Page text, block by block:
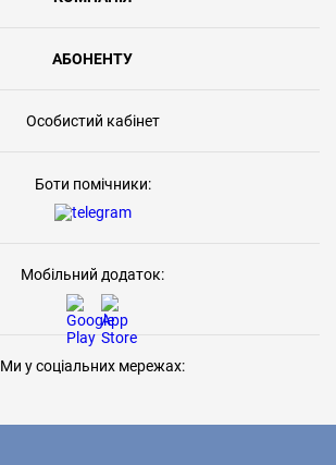
АБОНЕНТУ
Особистий кабінет
Боти помічники:
Мобільний додаток:
Ми у соціальних мережах: